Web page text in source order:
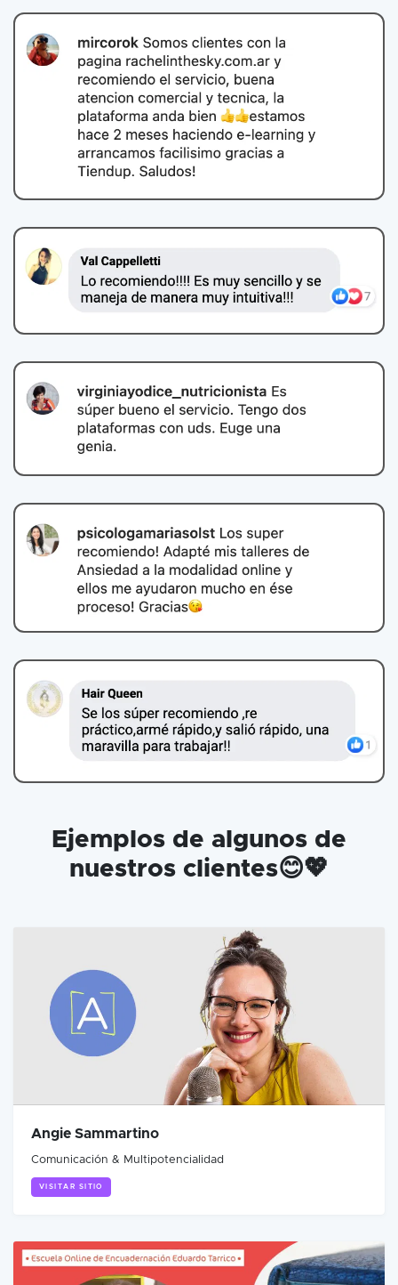
Ejemplos de algunos de
nuestros clientes😊💖
Angie Sammartino
Comunicación & Multipotencialidad
VISITAR SITIO